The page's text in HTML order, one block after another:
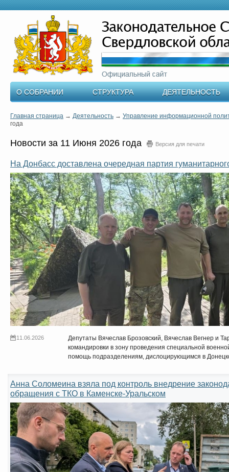
О СОБРАНИИ СТРУКТУРА ДЕЯТЕЛЬНОСТЬ
Главная страница → Деятельность → Управление информационной
года
Новости за 11 Июня 2026 года Версия для печати
На Донбасс доставлена очередная партия
11.06.2026
Депутаты Вячеслав Брозовский, Вячеслав Вегнер и
командировки в зону проведения специальной
помощь подразделениям, дислоцирующимся в
Анна Соломеина взяла под контроль внедрение
обращения с ТКО в Каменске-Уральском